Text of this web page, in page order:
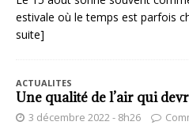
estivale où le temps est parfois
suite]
ACTUALITES
Une qualité de l’air qui
3 décembre 2022 - 8h26